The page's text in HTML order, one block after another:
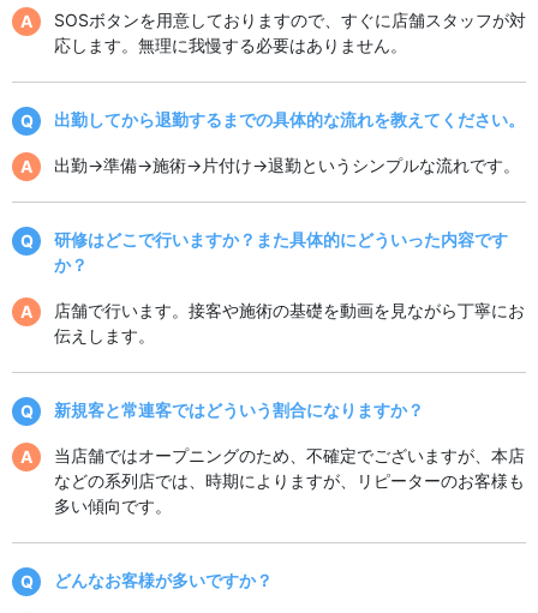
SOSボタンを用意しておりますので、すぐに店舗スタッフが対
応します。無理に我慢する必要はありません。
出勤してから退勤するまでの具体的な流れを教えてください。
出勤→準備→施術→片付け→退勤というシンプルな流れです。
研修はどこで行いますか？また具体的にどういった内容です
か？
店舗で行います。接客や施術の基礎を動画を見ながら丁寧にお
伝えします。
新規客と常連客ではどういう割合になりますか？
当店舗ではオープニングのため、不確定でございますが、本店
などの系列店では、時期によりますが、リピーターのお客様も
多い傾向です。
どんなお客様が多いですか？